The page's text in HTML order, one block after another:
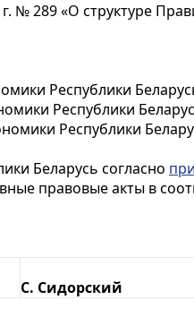
№ 289 «О структуре
Республики
Республики
Республики
Беларусь согласно
правовые акты в
С. Сидорский